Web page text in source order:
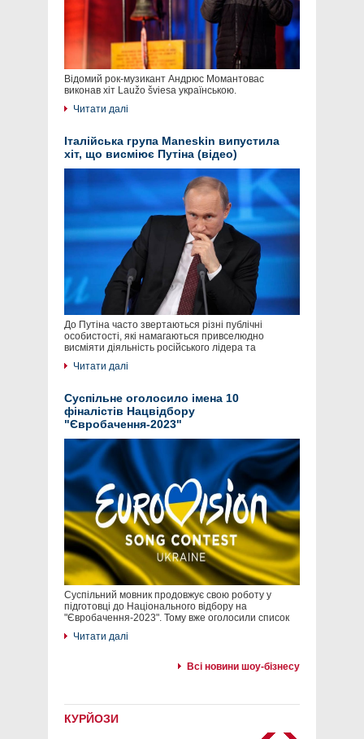
Відомий рок-музикант Андрюс Момантовас
виконав хіт Laužo šviesa українською.
Читати далі
Італійська група Maneskin випустила
хіт, що висміює Путіна (відео)
До Путіна часто звертаються різні публічні
особистості, які намагаються привселюдно
висміяти діяльність російського лідера та
Читати далі
Суспільне оголосило імена 10
фіналістів Нацвідбору
"Євробачення-2023"
Суспільний мовник продовжує свою роботу у
підготовці до Національного відбору на
"Євробачення-2023". Тому вже оголосили список
Читати далі
Всі новини шоу-бізнесу
КУРЙОЗИ